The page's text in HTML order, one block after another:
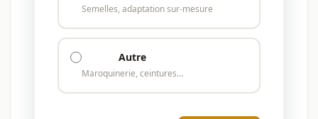
Semelles, adaptation sur-mesure
Autre
Maroquinerie, ceintures…